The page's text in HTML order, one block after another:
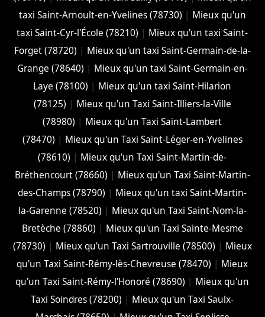
taxi Saint-Arnoult-en-Yvelines (78730) | Mieux qu'un
taxi Saint-Cyr-l'École (78210) | Mieux qu'un taxi Saint-
Forget (78720) | Mieux qu'un taxi Saint-Germain-de-la-
Grange (78640) | Mieux qu'un taxi Saint-Germain-en-
Laye (78100) | Mieux qu'un taxi Saint-Hilarion
(78125) | Mieux qu'un Taxi Saint-Illiers-la-Ville
(78980) | Mieux qu'un Taxi Saint-Lambert
(78470) | Mieux qu'un Taxi Saint-Léger-en-Yvelines
(78610) | Mieux qu'un Taxi Saint-Martin-de-
Bréthencourt (78660) | Mieux qu'un Taxi Saint-Martin-
des-Champs (78790) | Mieux qu'un taxi Saint-Martin-
la-Garenne (78520) | Mieux qu'un Taxi Saint-Nom-la-
Bretèche (78860) | Mieux qu'un Taxi Sainte-Mesme
(78730) | Mieux qu'un Taxi Sartrouville (78500) | Mieux
qu'un Taxi Saint-Rémy-lès-Chevreuse (78470) | Mieux
qu'un Taxi Saint-Rémy-l'Honoré (78690) | Mieux qu'un
Taxi Soindres (78200) | Mieux qu'un Taxi Saulx-